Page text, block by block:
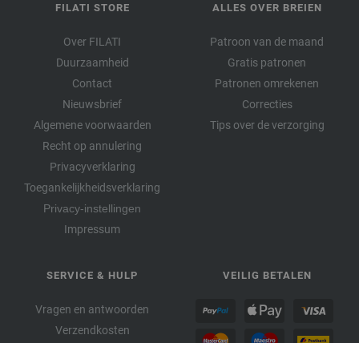
FILATI STORE
Over FILATI
Duurzaamheid
Contact
Nieuwsbrief
Algemene voorwaarden
Recht op annulering
Privacyverklaring
Toegankelijkheidsverklaring
Privacy-instellingen
Impressum
ALLES OVER BREIEN
Patroon van de maand
Gratis patronen
Patronen omrekenen
Correcties
Tips over de verzorging
SERVICE & HULP
Vragen en antwoorden
Verzendkosten
VEILIG BETALEN